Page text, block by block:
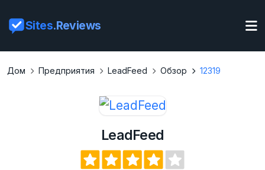
Sites.Reviews
Дом Предприятия LeadFeed Обзор 12319
LeadFeed